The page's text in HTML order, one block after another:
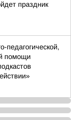
праздник
педагогической,
помощи